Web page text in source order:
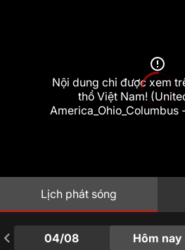
Nội dung chỉ được xem
thổ Việt Nam!
America_Ohio_Columbus
Lịch phát sóng
04/08 Hôm nay
18:10
CHẤT CAVALLARI -
S02
GẶP GỠ KELLY
Clarkson Show S07
20:56
BÀ MỐI TRIỆU ĐÔ -
Matchmaker S08